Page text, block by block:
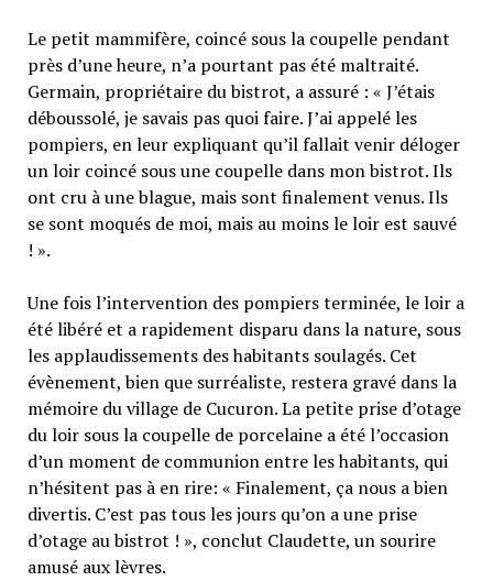
Le petit mammifère, coincé sous la coupelle pendant
près d’une heure, n’a pourtant pas été maltraité.
Germain, propriétaire du bistrot, a assuré : « J’étais
déboussolé, je savais pas quoi faire. J’ai appelé les
pompiers, en leur expliquant qu’il fallait venir déloger
un loir coincé sous une coupelle dans mon bistrot. Ils
ont cru à une blague, mais sont finalement venus. Ils
se sont moqués de moi, mais au moins le loir est sauvé
! ».
Une fois l’intervention des pompiers terminée, le loir a
été libéré et a rapidement disparu dans la nature, sous
les applaudissements des habitants soulagés. Cet
évènement, bien que surréaliste, restera gravé dans la
mémoire du village de Cucuron. La petite prise d’otage
du loir sous la coupelle de porcelaine a été l’occasion
d’un moment de communion entre les habitants, qui
n’hésitent pas à en rire: « Finalement, ça nous a bien
divertis. C’est pas tous les jours qu’on a une prise
d’otage au bistrot ! », conclut Claudette, un sourire
amusé aux lèvres.